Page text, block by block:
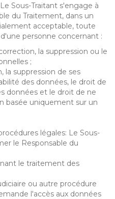
Sous-Traitant s'engage à
du Traitement, dans un
acceptable, toute
personne concernant :
la suppression ou le
;
la suppression de ses
des données, le droit de
données et le droit de ne
basée uniquement sur un
légales: Le Sous-
le Responsable du
le traitement des
ou autre procédure
l'accès aux données